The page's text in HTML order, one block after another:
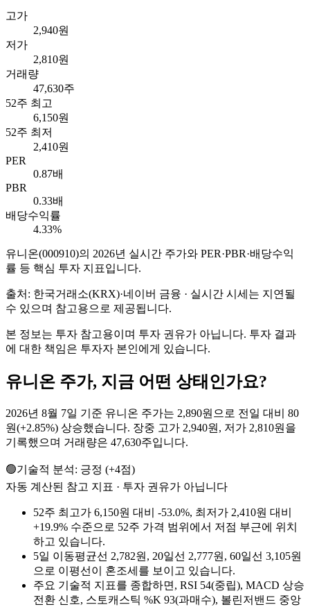
고가
2,940원
저가
2,810원
거래량
47,630주
52주 최고
6,150원
52주 최저
2,410원
PER
0.87배
PBR
0.33배
배당수익률
4.33%
유니온(000910)의 2026년 실시간 주가와 PER·PBR·배당수익
률 등 핵심 투자 지표입니다.
출처: 한국거래소(KRX)·네이버 금융 · 실시간 시세는 지연될
수 있으며 참고용으로 제공됩니다.
본 정보는 투자 참고용이며 투자 권유가 아닙니다. 투자 결과
에 대한 책임은 투자자 본인에게 있습니다.
유니온 주가, 지금 어떤 상태인가요?
2026년 8월 7일 기준 유니온 주가는 2,890원으로 전일 대비 80
원(+2.85%) 상승했습니다. 장중 고가 2,940원, 저가 2,810원을
기록했으며 거래량은 47,630주입니다.
🟢기술적 분석: 긍정 (+4점)
자동 계산된 참고 지표 · 투자 권유가 아닙니다
52주 최고가 6,150원 대비 -53.0%, 최저가 2,410원 대비
+19.9% 수준으로 52주 가격 범위에서 저점 부근에 위치
하고 있습니다.
5일 이동평균선 2,782원, 20일선 2,777원, 60일선 3,105원
으로 이평선이 혼조세를 보이고 있습니다.
주요 기술적 지표를 종합하면, RSI 54(중립), MACD 상승
전환 신호, 스토캐스틱 %K 93(과매수), 볼린저밴드 중앙